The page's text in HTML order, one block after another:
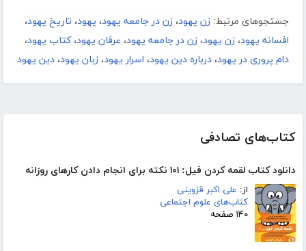
کتاب‌های تصادفی
دانلود کتاب لقمه کردن فیل: ۱۰۱ نکته برای انجام دادن کارهای روزانه
از: علی اکبر قزوینی
کتاب‌های علوم اجتماعی
۱۴۰ صفحه
جستجوهای مرتبط: زن یهود، زن در جامعه یهود، یهود، تاریخ یهود،
افسانه یهود، زن یهود، زن در جامعه یهود، عرفان یهود،کتاب یهود،
دام پروری در یهود، درباره دین یهود، اسرار یهود، زبان یهود، دین یهود